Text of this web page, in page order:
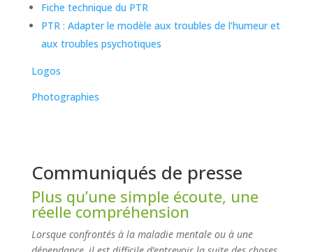
Fiche technique du PTR
PTR : Adapter le modèle aux troubles de l’humeur et
aux troubles psychotiques
Logos
Photographies
Communiqués de presse
Plus qu’une simple écoute, une
réelle compréhension
Lorsque confrontés à la maladie mentale ou à une